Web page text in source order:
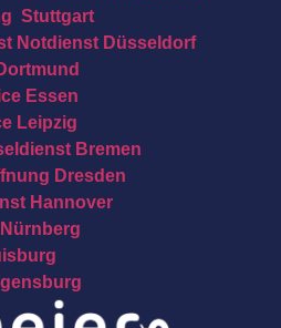
Stuttgart
Notdienst Düsseldorf
Essen
Leipzig
Bremen
Dresden
Hannover